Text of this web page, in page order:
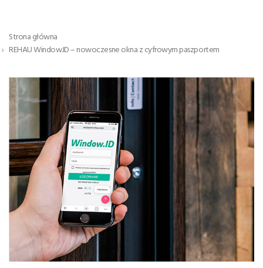
Strona główna
REHAU Window.ID – nowoczesne okna z cyfrowym paszportem